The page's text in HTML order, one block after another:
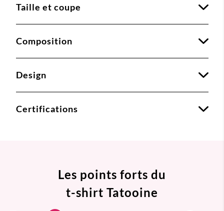
Taille et coupe
Composition
Design
Certifications
Les points forts du
t-shirt Tatooine